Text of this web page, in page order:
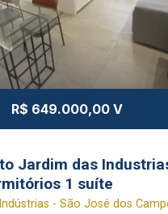
R$ 649.000,00 V
SJC
1 suíte
- São José dos